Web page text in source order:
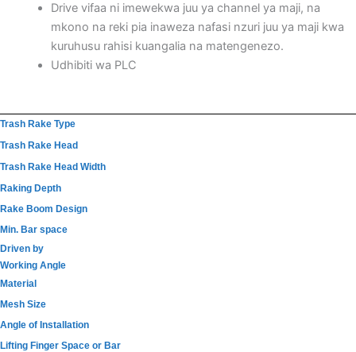
Drive vifaa ni imewekwa juu ya channel ya maji, na
mkono na reki pia inaweza nafasi nzuri juu ya maji kwa
kuruhusu rahisi kuangalia na matengenezo.
Udhibiti wa PLC
Trash Rake Type
Trash Rake Head
Trash Rake Head Width
Raking Depth
Rake Boom Design
Min. Bar space
Driven by
Working Angle
Material
Mesh Size
Angle of Installation
Lifting Finger Space or Bar